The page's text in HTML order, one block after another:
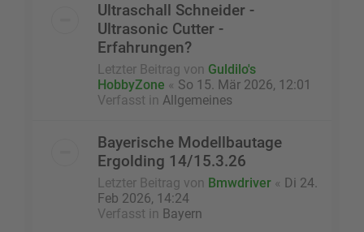
Ultraschall Schneider -
Ultrasonic Cutter -
Erfahrungen?
Letzter Beitrag von Guldilo's
HobbyZone « So 15. Mär 2026, 12:01
Verfasst in Allgemeines
Bayerische Modellbautage
Ergolding 14/15.3.26
Letzter Beitrag von Bmwdriver « Di 24.
Feb 2026, 14:24
Verfasst in Bayern